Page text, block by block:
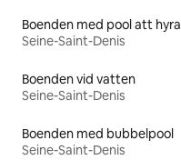
Boenden med pool att hyra
Seine-Saint-Denis
Boenden vid vatten
Seine-Saint-Denis
Boenden med bubbelpool
Seine-Saint-Denis